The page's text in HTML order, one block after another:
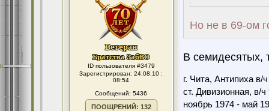
ID пользователя #3479
Зарегистрирован: 24.08.10 :
08:54
Сообщений: 5436
ПООЩРЕНИЙ: 132
Но не в 69-ом
В
г. Чита, Антипиха в/
ст. Дивизионная, в/ч
ноябрь 1974 - май